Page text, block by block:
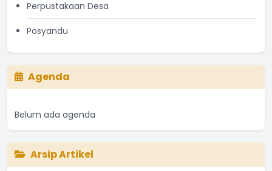
Perpustakaan Desa
Posyandu
Agenda
Belum ada agenda
Arsip Artikel